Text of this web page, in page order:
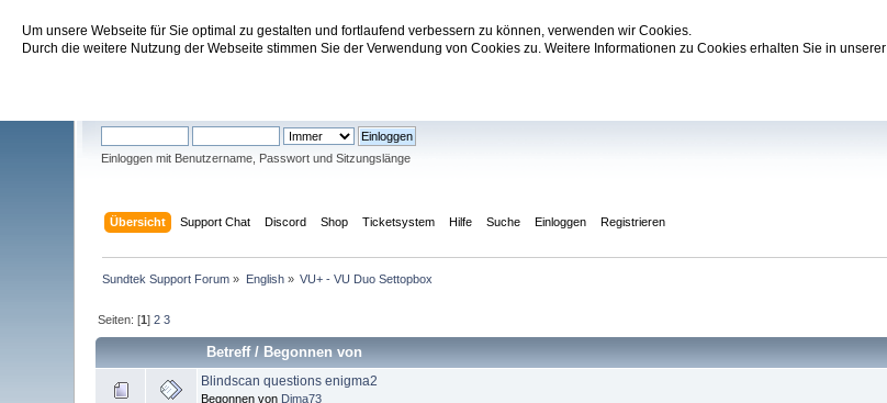
Um unsere Webseite für Sie optimal zu gestalten und fortlaufend verbessern zu können, verwenden wir Cookies.
Durch die weitere Nutzung der Webseite stimmen Sie der Verwendung von Cookies zu. Weitere Informationen zu Cookies erhalten Sie in unserer
Sundtek Support Forum
Einloggen mit Benutzername, Passwort und Sitzungslänge
Übersicht Support Chat Discord Shop Ticketsystem Hilfe Suche Einloggen Registrieren
Sundtek Support Forum » English» VU+ - VU Duo Settopbox
Seiten: [1]2 3
Betreff/Begonnen von
Blindscan questions enigma2
Begonnen von Dima73